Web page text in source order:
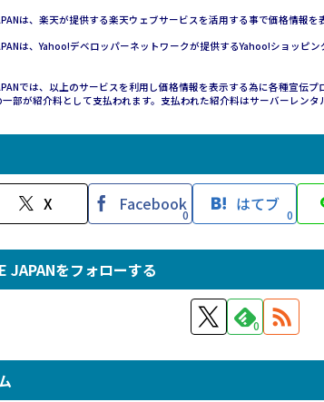
は、楽天が提供する楽天ウェブサービスを活用する事で価格情報を
は、Yahoo!デベロッパーネットワークが提供するYahoo!ショッピ
では、以上のサービスを利用し価格情報を表示する為に各種宣伝
部が紹介料として支払われます。支払われた紹介料はサーバーレン
X Facebook0 はてブ 0
JAPANをフォローする
0